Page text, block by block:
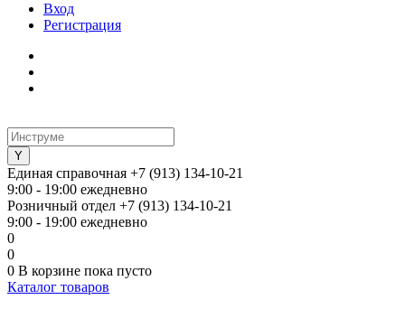
Вход
Регистрация
Единая справочная +7 (913) 134-10-21
9:00 - 19:00 ежедневно
Розничный отдел +7 (913) 134-10-21
9:00 - 19:00 ежедневно
0
0
0 В корзине пока пусто
Каталог товаров